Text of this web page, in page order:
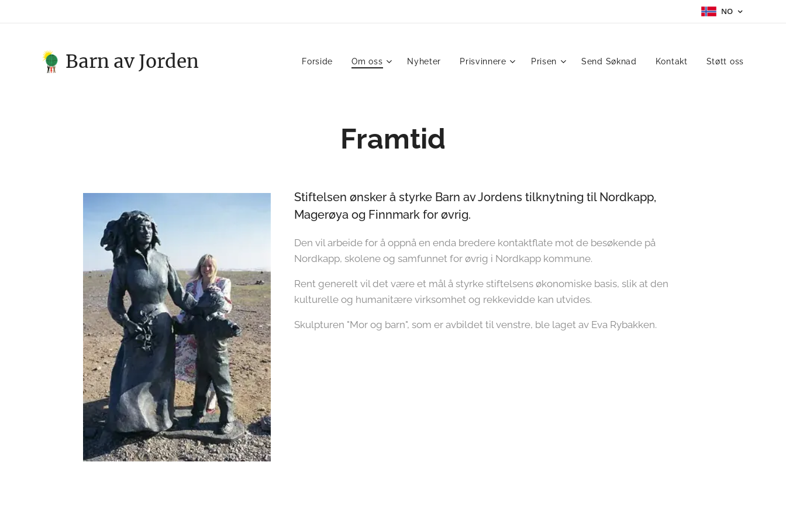
NO
Barn av Jorden Forside Om oss Nyheter Prisvinnere Prisen Send Søknad Kontakt Støtt oss
Framtid
Stiftelsen ønsker å styrke Barn av Jordens tilknytning til Nordkapp,
Magerøya og Finnmark for øvrig.
Den vil arbeide for å oppnå en enda bredere kontaktflate mot de besøkende på
Nordkapp, skolene og samfunnet for øvrig i Nordkapp kommune.
Rent generelt vil det være et mål å styrke stiftelsens økonomiske basis, slik at den
kulturelle og humanitære virksomhet og rekkevidde kan utvides.
Skulpturen "Mor og barn", som er avbildet til venstre, ble laget av Eva Rybakken.